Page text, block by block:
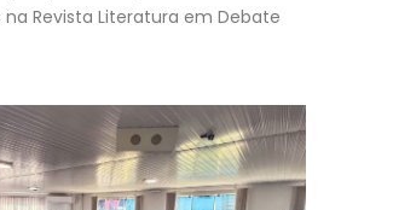
Revista Literatura em Debate